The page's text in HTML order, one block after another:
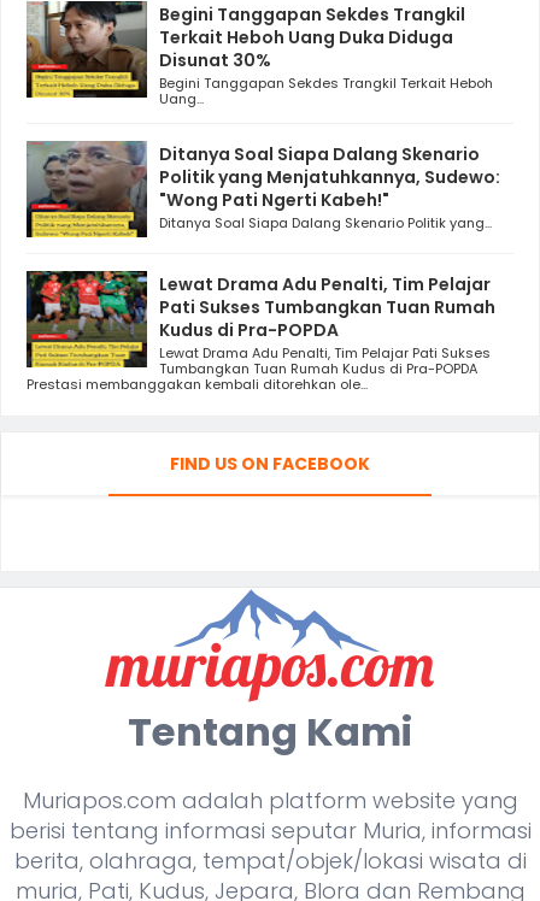
Begini Tanggapan Sekdes Trangkil
Terkait Heboh Uang Duka Diduga
Disunat 30%
Begini Tanggapan Sekdes Trangkil Terkait Heboh
Uang...
Ditanya Soal Siapa Dalang Skenario
Politik yang Menjatuhkannya, Sudewo:
"Wong Pati Ngerti Kabeh!"
Ditanya Soal Siapa Dalang Skenario Politik yang...
Lewat Drama Adu Penalti, Tim Pelajar
Pati Sukses Tumbangkan Tuan Rumah
Kudus di Pra-POPDA
Lewat Drama Adu Penalti, Tim Pelajar Pati Sukses
Tumbangkan Tuan Rumah Kudus di Pra-POPDA
Prestasi membanggakan kembali ditorehkan ole...
FIND US ON FACEBOOK
Tentang Kami
Muriapos.com adalah platform website yang
berisi tentang informasi seputar Muria, informasi
berita, olahraga, tempat/objek/lokasi wisata di
muria, Pati, Kudus, Jepara, Blora dan Rembang